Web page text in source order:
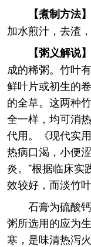
【煮制方法】
加水煎汁，去渣
【粥义解说】
成的稀粥。竹叶
鲜叶片或初生的
的全草。这两种
全一样，均可消
代用。《现代实
热病口渴，小便
炎。”根据临床实
效较好，而淡竹
石膏为硫酸
粥所选用的应为生
寒，是味清热泻